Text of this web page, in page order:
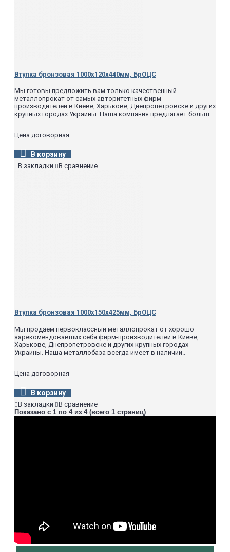
Втулка бронзовая 1000х120х440мм, БрОЦС
Мы готовы предложить вам только качественный
металлопрокат от самых авторитетных фирм-
производителей в Киеве, Харькове, Днепропетровске и других
крупных городах Украины. Наша компания предлагает больш..
Цена договорная
В корзину
В закладки В сравнение
Втулка бронзовая 1000х150х425мм, БрОЦС
Мы продаем первоклассный металлопрокат от хорошо
зарекомендовавших себя фирм-производителей в Киеве,
Харькове, Днепропетровске и других крупных городах
Украины. Наша металлобаза всегда имеет в наличии..
Цена договорная
В корзину
В закладки
В сравнение
Показано с 1 по 4 из 4 (всего 1 страниц)